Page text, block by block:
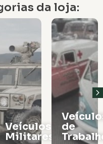
da loja:
Veículos
Militares
de